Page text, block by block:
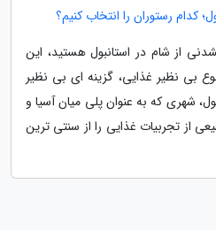
کدام رستوران را انتخاب کنیم؟
از شام در استانبول هستید، این
بی نظیر غذایی، گزینه ای بی نظیر
شهری که به عنوان پلی میان آسیا و
از تجربیات غذایی را از سنتی ترین